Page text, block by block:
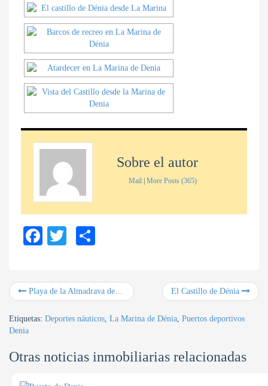
Sobre el autor
Mail More Posts (365)
Fa
ok r
pa
rti
Playa de la Almadrava de Els Poblets y de Dénia El Castillo de Dénia
Etiquetas: Deportes náuticos, La Marina de Dénia, Puertos deportivos
Denia
Otras noticias inmobiliarias relacionadas